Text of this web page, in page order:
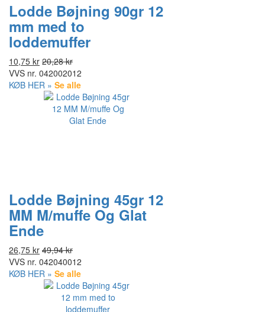
Lodde Bøjning 90gr 12
mm med to
loddemuffer
10,75 kr 20,28 kr
VVS nr. 042002012
KØB HER » Se alle
Lodde Bøjning 45gr 12
MM M/muffe Og Glat
Ende
26,75 kr 49,94 kr
VVS nr. 042040012
KØB HER » Se alle